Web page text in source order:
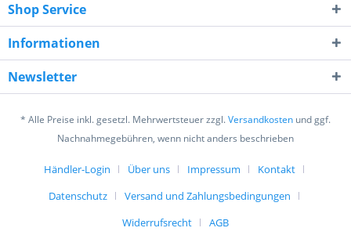
3 * 1 = ?
Ich habe dieDatenschutzerklärunggelesen,
verstanden und stimme zu. *
Shop Service
Informationen
Newsletter
* Alle Preise inkl. gesetzl. Mehrwertsteuer zzgl.Versandkosten und ggf.
Nachnahmegebühren, wenn nicht anders beschrieben
Händler-Login Über uns Impressum
Kontakt
Datenschutz
Versand und Zahlungsbedingungen
Widerrufsrecht
AGB